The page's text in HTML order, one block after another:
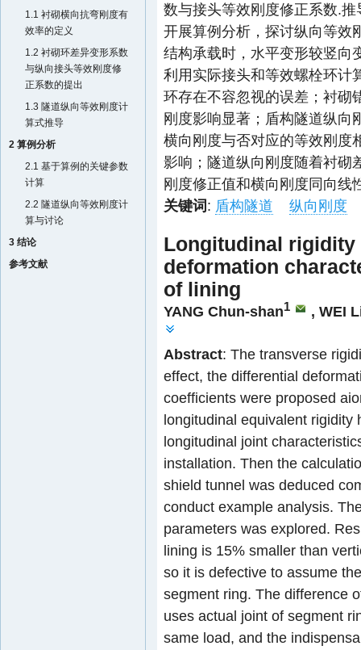
1.1 衬砌横向抗弯刚度有
效率的定义
1.2 衬砌环差异变形系数
与纵向接头等效刚度修
正系数的提出
1.3 隧道纵向等效刚度计
算式推导
2 算例分析
2.1 基于算例的关键参数
计算
2.2 隧道纵向等效刚度计
算与讨论
3 结论
参考文献
数与接头等效刚度修正系数.
开展算例分析，探讨纵向等效
结构承载时，水平变形较竖向
利用实际接头和等效螺栓环计
环存在不容忽视的误差；衬砌
刚度影响显著；盾构隧道纵向
横向刚度与否对应的等效刚度
影响；隧道纵向刚度随着衬砌
刚度修正值和横向刚度同向线
关键词: 盾构隧道 纵向刚度
Longitudinal
deformation
of lining
YANG Chun-shan1 , WEI
Abstract: The transverse
effect, the differential
coefficients were proposed
longitudinal equivalent rigidity
longitudinal joint
installation. Then the
shield tunnel was deduced
conduct example analysis.
parameters was explored.
lining is 15% smaller than
so it is defective to assume
segment ring. The difference
uses actual joint of segment
same load, and the